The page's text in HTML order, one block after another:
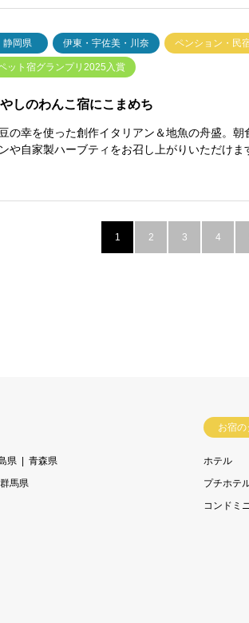
静岡県 伊東・宇佐美・川奈 ペンション・民
ット宿グランプリ2025入賞
しのわんこ宿にこまめち
の幸を使った創作イタリアン＆地魚の舟盛。朝
や自家製ハーブティをお召し上がりいただけま
1 2 3 4
県
青森県
群馬県
お宿
ホテル
プチホテ
コンドミ